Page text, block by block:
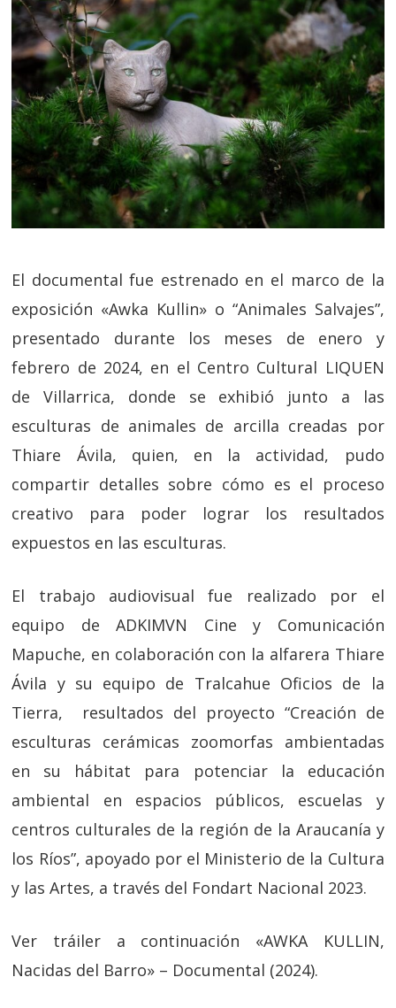
El documental fue estrenado en el marco de la
exposición «Awka Kullin» o “Animales Salvajes”,
presentado durante los meses de enero y
febrero de 2024, en el Centro Cultural LIQUEN
de Villarrica, donde se exhibió junto a las
esculturas de animales de arcilla creadas por
Thiare Ávila, quien, en la actividad, pudo
compartir detalles sobre cómo es el proceso
creativo para poder lograr los resultados
expuestos en las esculturas.
El trabajo audiovisual fue realizado por el
equipo de ADKIMVN Cine y Comunicación
Mapuche, en colaboración con la alfarera Thiare
Ávila y su equipo de Tralcahue Oficios de la
Tierra, resultados del proyecto “Creación de
esculturas cerámicas zoomorfas ambientadas
en su hábitat para potenciar la educación
ambiental en espacios públicos, escuelas y
centros culturales de la región de la Araucanía y
los Ríos”, apoyado por el Ministerio de la Cultura
y las Artes, a través del Fondart Nacional 2023.
Ver tráiler a continuación «AWKA KULLIN,
Nacidas del Barro» – Documental (2024).